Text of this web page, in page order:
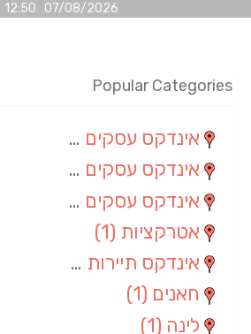
07/08/2026 12:50 12
Popular Categories
אינדקס עסקים מרחבי
אינדקס עסקים מקומי
אינדקס עסקים ארצי
אטרקציות (1)
אינדקס תיירות ארצי
חאנים(1)
לינה(1)